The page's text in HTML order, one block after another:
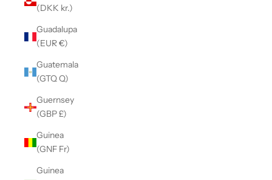
(DKK kr.)
Guadalupa
(EUR €)
Guatemala
(GTQ Q)
Guernsey
(GBP £)
Guinea
(GNF Fr)
Guinea